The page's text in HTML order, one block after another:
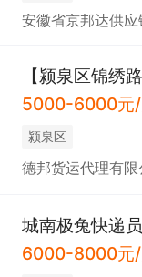
安徽省京邦达供
5000-6000元/
颍泉区
德邦货运代理有限
城南极兔快递
6000-8000元/